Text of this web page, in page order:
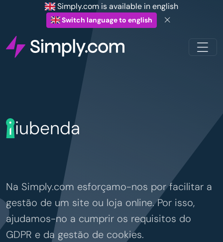
Simply.com is available in english
Switch language to english
iubenda
Na Simply.com esforçamo-nos por facilitar a
gestão de um site ou loja online. Por isso,
ajudamos-no a cumprir os requisitos do
GDPR e da gestão de cookies.